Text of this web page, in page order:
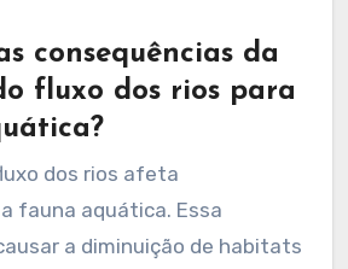
consequências da
fluxo dos rios para
dos rios afeta
fauna aquática. Essa
a diminuição de habitats